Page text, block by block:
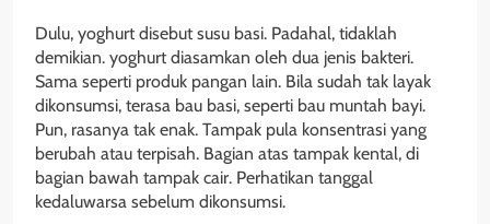
Dulu, yoghurt disebut susu basi. Padahal, tidaklah
demikian. yoghurt diasamkan oleh dua jenis bakteri.
Sama seperti produk pangan lain. Bila sudah tak layak
dikonsumsi, terasa bau basi, seperti bau muntah bayi.
Pun, rasanya tak enak. Tampak pula konsentrasi yang
berubah atau terpisah. Bagian atas tampak kental, di
bagian bawah tampak cair. Perhatikan tanggal
kedaluwarsa sebelum dikonsumsi.